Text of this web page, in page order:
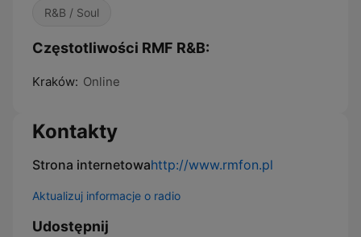
R&B / Soul
Częstotliwości RMF R&B:
Kraków: Online
Kontakty
Strona internetowahttp://www.rmfon.pl
Aktualizuj informacje o radio
Udostępnij